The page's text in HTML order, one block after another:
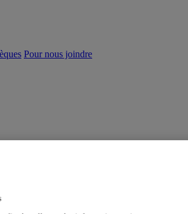
Pour nous joindre